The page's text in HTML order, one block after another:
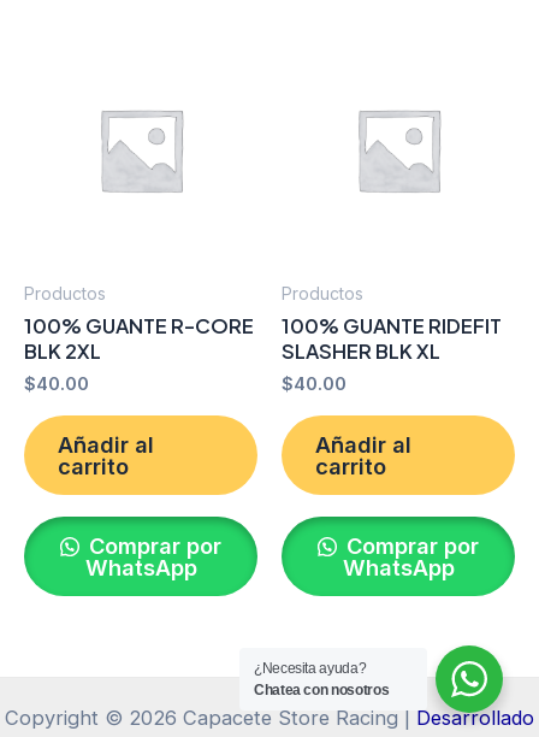
Productos
100% GUANTE R-CORE
BLK 2XL
$40.00
Añadir al
carrito
Comprar por
WhatsApp
Productos
100% GUANTE RIDEFIT
SLASHER BLK XL
$40.00
Añadir al
carrito
Comprar por
WhatsApp
Copyright © 2026 Capacete Store Racing | Desarrollado
¿Necesita ayuda?
Chatea con nosotros